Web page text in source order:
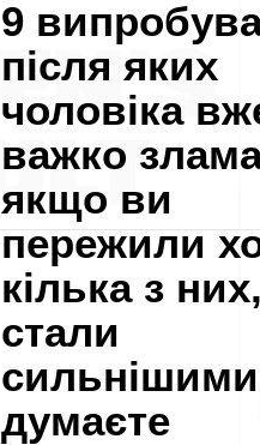
9
після яких
чоловіка
важко
якщо ви
пережили
кілька з
стали
думаєте